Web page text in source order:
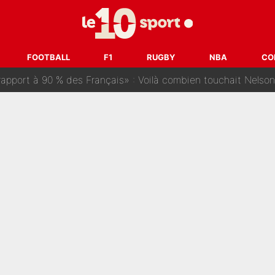
FOOTBALL F1 RUGBY NBA
: Bruno Genesio fait une promesse pour la suite du
en 2027 ? L'IA prédit déjà les deux joueurs qui
90 % des Français» : Voilà combien touchait Nelson Monfort sur